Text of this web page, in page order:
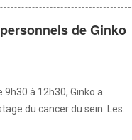
de Ginko
à 12h30, Ginko a
du cancer du sein. Les...